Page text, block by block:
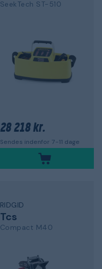
SeekTech ST-510
28 218 kr.
Sendes indenfor 7-11 dage
RIDGID
Tcs
Compact M40